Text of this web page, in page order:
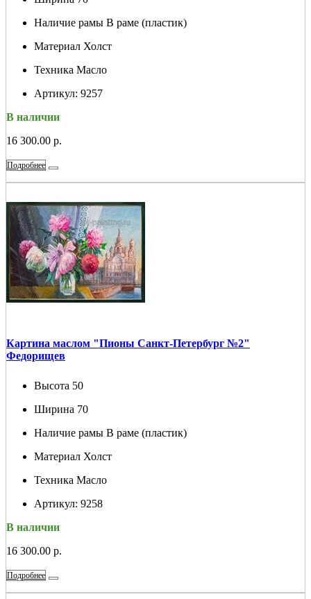
Наличие рамы В раме (пластик)
Материал Холст
Техника Масло
Артикул: 9257
В наличии
16 300.00 р.
Подробнее
Картина маслом "Пионы Санкт-Петербург №2"
Федорищев
Высота 50
Ширина 70
Наличие рамы В раме (пластик)
Материал Холст
Техника Масло
Артикул: 9258
В наличии
16 300.00 р.
Подробнее